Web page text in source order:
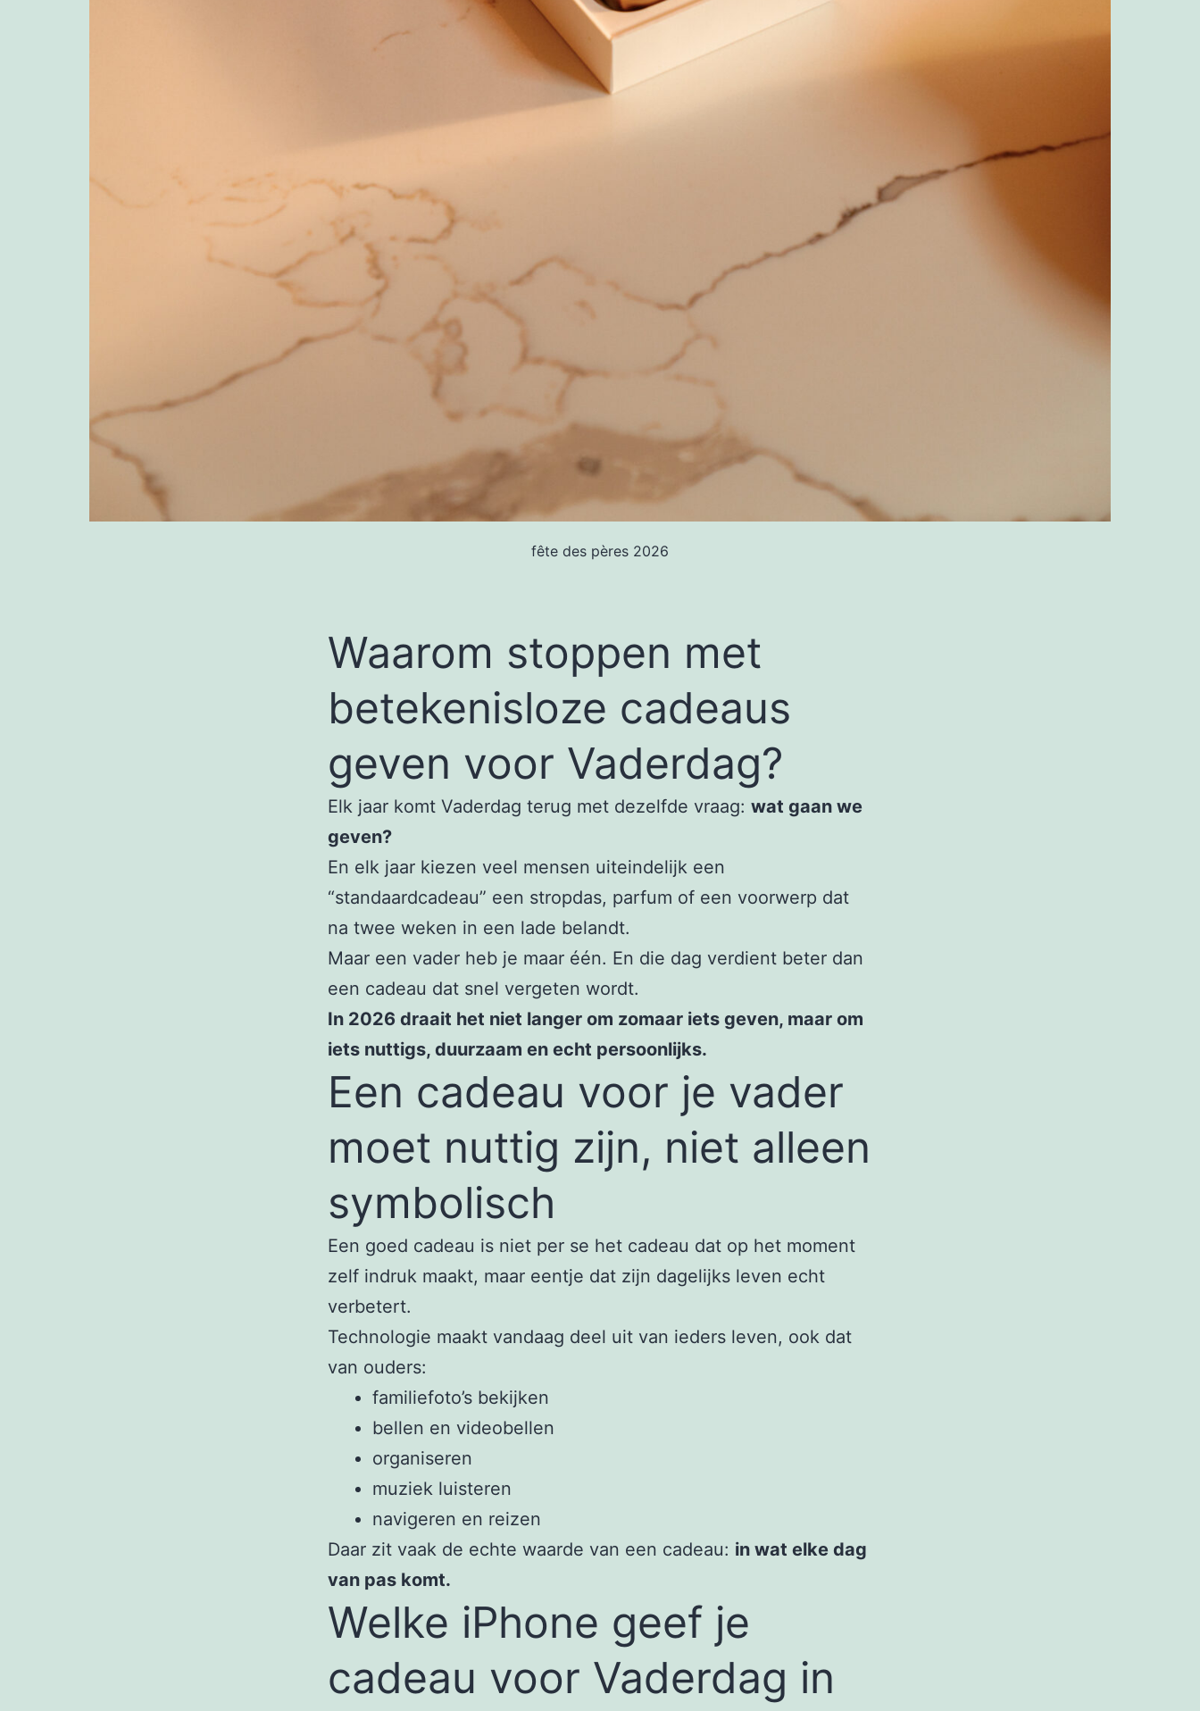
fête des pères 2026
Waarom stoppen met
betekenisloze cadeaus
geven voor Vaderdag?
Elk jaar komt Vaderdag terug met dezelfde vraag: wat gaan we
geven?
En elk jaar kiezen veel mensen uiteindelijk een
“standaardcadeau” een stropdas, parfum of een voorwerp dat
na twee weken in een lade belandt.
Maar een vader heb je maar één. En die dag verdient beter dan
een cadeau dat snel vergeten wordt.
In 2026 draait het niet langer om zomaar iets geven, maar om
iets nuttigs, duurzaam en echt persoonlijks.
Een cadeau voor je vader
moet nuttig zijn, niet alleen
symbolisch
Een goed cadeau is niet per se het cadeau dat op het moment
zelf indruk maakt, maar eentje dat zijn dagelijks leven echt
verbetert.
Technologie maakt vandaag deel uit van ieders leven, ook dat
van ouders:
familiefoto’s bekijken
bellen en videobellen
organiseren
muziek luisteren
navigeren en reizen
Daar zit vaak de echte waarde van een cadeau: in wat elke dag
van pas komt.
Welke iPhone geef je
cadeau voor Vaderdag in